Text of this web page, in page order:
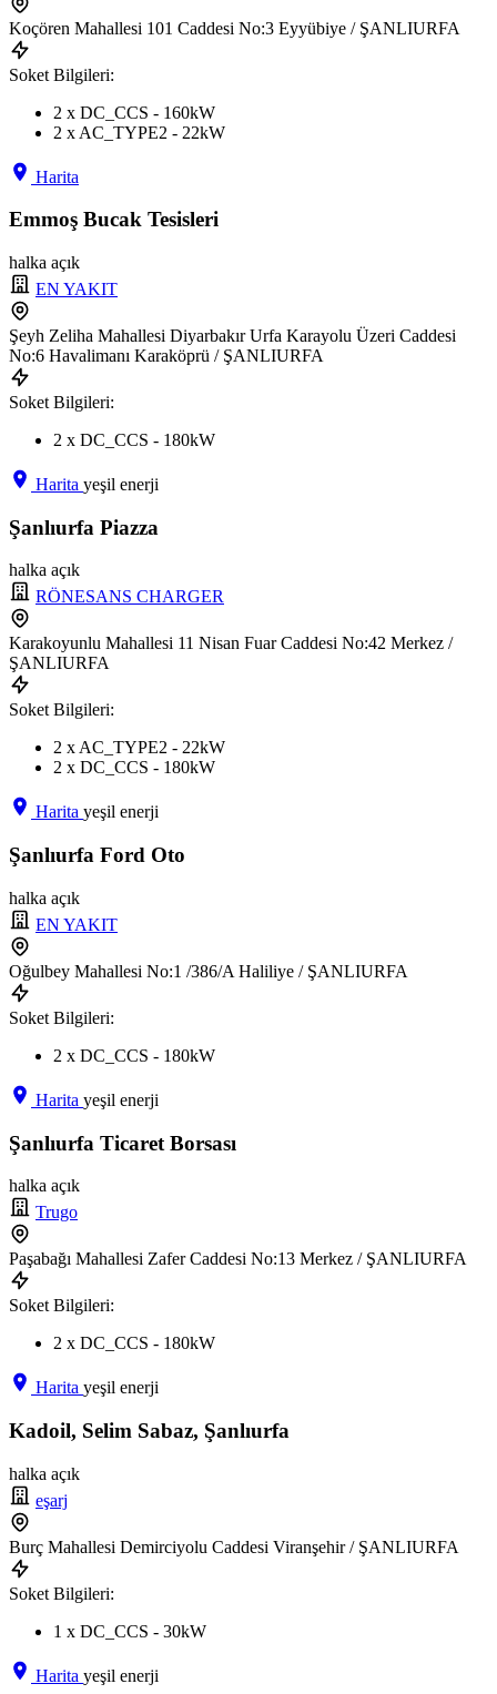
Koçören Mahallesi 101 Caddesi No:3 Eyyübiye / ŞANLIURFA
Soket Bilgileri:
2 x DC_CCS - 160kW
2 x AC_TYPE2 - 22kW
Harita
Emmoş Bucak Tesisleri
halka açık
EN YAKIT
Şeyh Zeliha Mahallesi Diyarbakır Urfa Karayolu Üzeri Caddesi
No:6 Havalimanı Karaköprü / ŞANLIURFA
Soket Bilgileri:
2 x DC_CCS - 180kW
Harita yeşil enerji
Şanlıurfa Piazza
halka açık
RÖNESANS CHARGER
Karakoyunlu Mahallesi 11 Nisan Fuar Caddesi No:42 Merkez /
ŞANLIURFA
Soket Bilgileri:
2 x AC_TYPE2 - 22kW
2 x DC_CCS - 180kW
Harita yeşil enerji
Şanlıurfa Ford Oto
halka açık
EN YAKIT
Oğulbey Mahallesi No:1 /386/A Haliliye / ŞANLIURFA
Soket Bilgileri:
2 x DC_CCS - 180kW
Harita yeşil enerji
Şanlıurfa Ticaret Borsası
halka açık
Trugo
Paşabağı Mahallesi Zafer Caddesi No:13 Merkez / ŞANLIURFA
Soket Bilgileri:
2 x DC_CCS - 180kW
Harita yeşil enerji
Kadoil, Selim Sabaz, Şanlıurfa
halka açık
eşarj
Burç Mahallesi Demirciyolu Caddesi Viranşehir / ŞANLIURFA
Soket Bilgileri:
1 x DC_CCS - 30kW
Harita yeşil enerji